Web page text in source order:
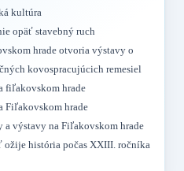
kultúra
opäť stavebný ruch
hrade otvoria výstavy o
kovospracujúcich remesiel
fiľakovskom hrade
Fiľakovskom hrade
a výstavy na Fiľakovskom hrade
ožije história počas XXIII. ročníka